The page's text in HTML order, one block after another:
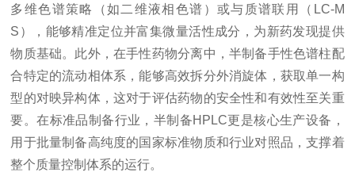
多维色谱策略（如二维液相色谱）或与质谱联用（LC-M
S），能够精准定位并富集微量活性成分，为新药发现提供
物质基础。此外，在手性药物分离中，半制备手性色谱柱配
合特定的流动相体系，能够高效拆分外消旋体，获取单一构
型的对映异构体，这对于评估药物的安全性和有效性至关重
要。在标准品制备行业，半制备HPLC更是核心生产设备，
用于批量制备高纯度的国家标准物质和行业对照品，支撑着
整个质量控制体系的运行。